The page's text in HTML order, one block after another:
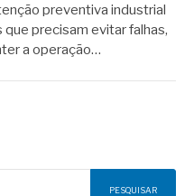
preventiva industrial
precisam evitar falhas,
a operação…
PESQUISAR